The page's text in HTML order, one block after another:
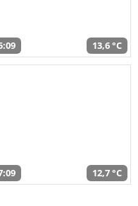
13,6 °C
12,7 °C